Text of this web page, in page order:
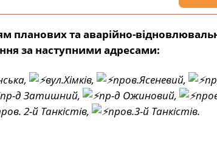
планових та аварійно-
за наступними адресами:
вул.Хімків, пров.Ясеневий,
пр-д Затишний, пр-д Ожиновий,
2-й Танкістів, пров.3-й Танкістів.